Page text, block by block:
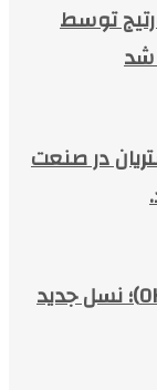
توسط
شد
در صنعت
معرفی کرکره فولادی اوکر (OKER)؛ نسل جدید